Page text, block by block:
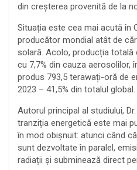
din creșterea provenită de la
Situația este cea mai acută în
producător mondial atât de
solară. Acolo, producția
cu 7,7% din cauza aerosolilor,
produs 793,5 terawați-oră de
2023 – 41,5% din totalul global.
Autorul principal al studiului,
tranziția energetică este mai
în mod obișnuit: atunci când
sunt dezvoltate în paralel,
radiații și subminează direct